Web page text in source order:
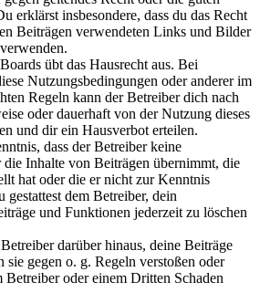
erklärst insbesondere, dass du das Recht
Beiträgen verwendeten Links und Bilder
übt das Hausrecht aus. Bei
Nutzungsbedingungen oder anderer im
Regeln kann der Betreiber dich nach
oder dauerhaft von der Nutzung dieses
und dir ein Hausverbot erteilen.
dass der Betreiber keine
Inhalte von Beiträgen übernimmt, die
hat oder die er nicht zur Kenntnis
gestattest dem Betreiber, dein
und Funktionen jederzeit zu löschen
darüber hinaus, deine Beiträge
sie gegen o. g. Regeln verstoßen oder
Betreiber oder einem Dritten Schaden